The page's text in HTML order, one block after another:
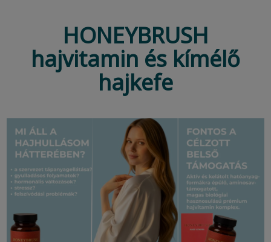
HONEYBRUSH
hajvitamin és kímélő
hajkefe